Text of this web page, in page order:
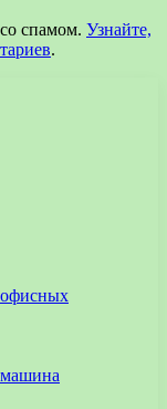
спамом. Узнайте,
.
офисных
машина